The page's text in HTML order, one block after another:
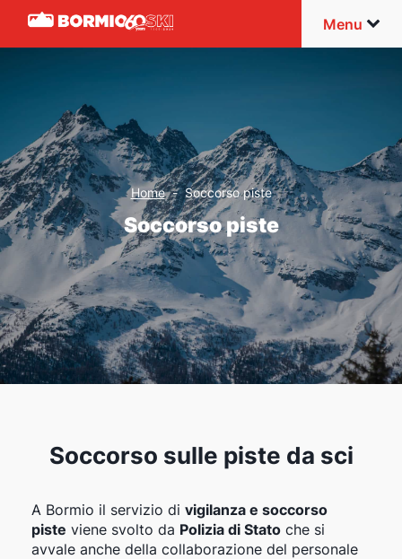
Menu
Home - Soccorso piste
Soccorso piste
Soccorso sulle piste da sci
A Bormio il servizio di vigilanza e soccorso
piste viene svolto da Polizia di Stato che si
avvale anche della collaborazione del personale